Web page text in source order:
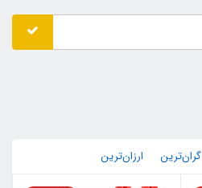
گران‌ترین ارزان‌ترین